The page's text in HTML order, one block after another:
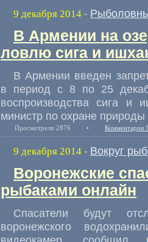
9 декабря 2014 -
В Армении на
ловлю сига и
В Армении введен
в период с 8 по 25
воспроизводства сига и
министр по охране
Просмотрели 2876 • Комментарии
9 декабря 2014 - Вокруг
Воронежские
рыбаками онлайн
Спасатели будут
воронежского